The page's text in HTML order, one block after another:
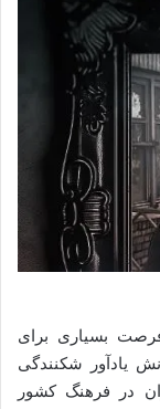
بسیاری برای
یادآور شکنندگی
در فرهنگ کشور